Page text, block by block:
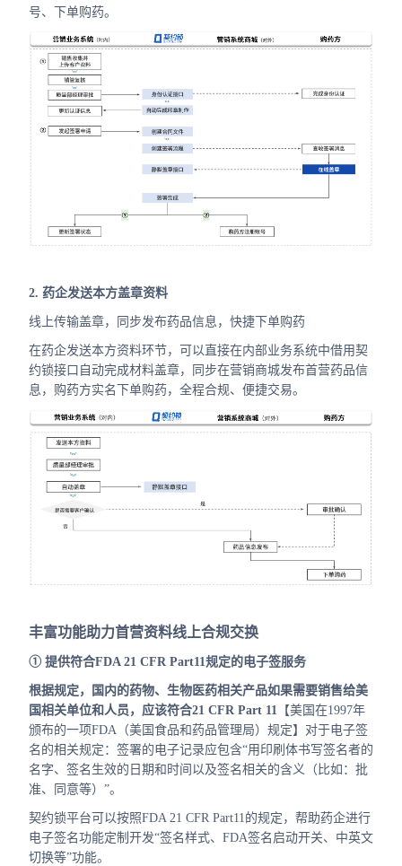
号、下单购药。
2. 药企发送本方盖章资料
线上传输盖章，同步发布药品信息，快捷下单购药
在药企发送本方资料环节，可以直接在内部业务系统中借用契
约锁接口自动完成材料盖章，同步在营销商城发布首营药品信
息，购药方实名下单购药，全程合规、便捷交易。
丰富功能助力首营资料线上合规交换
① 提供符合FDA 21 CFR Part11规定的电子签服务
根据规定，国内的药物、生物医药相关产品如果需要销售给美
国相关单位和人员，应该符合21 CFR Part 11
【美国在1997年
颁布的一项FDA（美国食品和药品管理局）规定】对于电子签
名的相关规定：签署的电子记录应包含“用印刷体书写签名者的
名字、签名生效的日期和时间以及签名相关的含义（比如：批
准、同意等）”。
契约锁平台可以按照FDA 21 CFR Part11的规定，帮助药企进行
电子签名功能定制开发“签名样式、FDA签名启动开关、中英文
切换等”功能。